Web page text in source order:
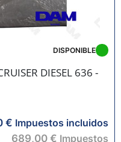
DIESEL 636 -
DISPONIBLE
€ Impuestos incluidos
689,00 € Impuestos